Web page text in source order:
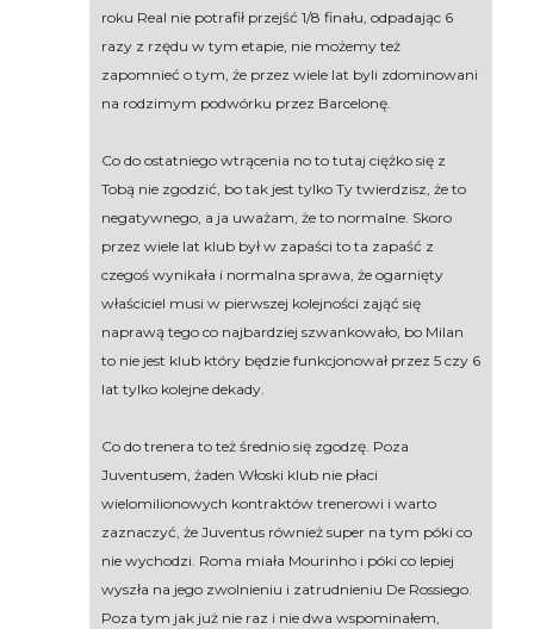
roku Real nie potrafił przejść 1/8 finału, odpadając 6
razy z rzędu w tym etapie, nie możemy też
zapomnieć o tym, że przez wiele lat byli zdominowani
na rodzimym podwórku przez Barcelonę.
Co do ostatniego wtrącenia no to tutaj ciężko się z
Tobą nie zgodzić, bo tak jest tylko Ty twierdzisz, że to
negatywnego, a ja uważam, że to normalne. Skoro
przez wiele lat klub był w zapaści to ta zapaść z
czegoś wynikała i normalna sprawa, że ogarnięty
właściciel musi w pierwszej kolejności zająć się
naprawą tego co najbardziej szwankowało, bo Milan
to nie jest klub który będzie funkcjonował przez 5 czy 6
lat tylko kolejne dekady.
Co do trenera to też średnio się zgodzę. Poza
Juventusem, żaden Włoski klub nie płaci
wielomilionowych kontraktów trenerowi i warto
zaznaczyć, że Juventus również super na tym póki co
nie wychodzi. Roma miała Mourinho i póki co lepiej
wyszła na jego zwolnieniu i zatrudnieniu De Rossiego.
Poza tym jak już nie raz i nie dwa wspominałem,